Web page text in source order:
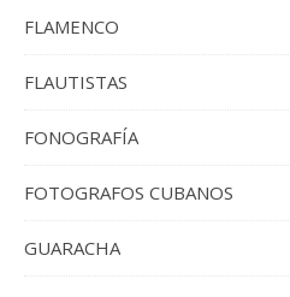
FLAMENCO
FLAUTISTAS
FONOGRAFÍA
FOTOGRAFOS CUBANOS
GUARACHA